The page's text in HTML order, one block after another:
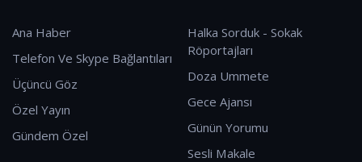
Ana Haber
Telefon Ve Skype Bağlantıları
Üçüncü Göz
Özel Yayın
Gündem Özel
Halka Sorduk - Sokak
Röportajları
Doza Ummete
Gece Ajansı
Günün Yorumu
Sesli Makale